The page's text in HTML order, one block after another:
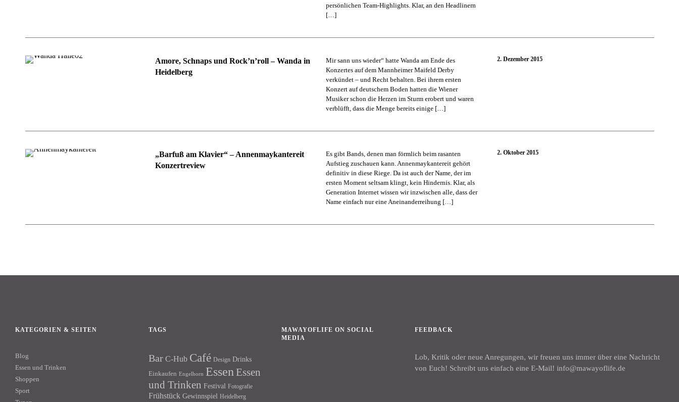
persönlichen Team-Highlights. Klar, an den Headlinern
[…]
Amore, Schnaps und Rock’n’roll – Wanda in
Heidelberg
Mir sann uns wieder“ hatte Wanda am Ende des
Konzertes auf dem Mannheimer Maifeld Derby
verkündet – und Recht behalten. Bei ihrem ersten
Konzert auf deutschem Boden hatten die Wiener
Musiker schon die Herzen im Sturm erobert und waren
verblüfft, dass die Menge bereits einige […]
2. Dezember 2015
„Barfuß am Klavier“ – Annenmaykantereit
Konzertreview
Es gibt Bands, denen man förmlich beim rasanten
Aufstieg zuschauen kann. Annenmaykantereit gehört
definitiv in diese Riege. Da ist auch der Name, der im
ersten Moment seltsam klingt, kein Hindernis. Klar, als
Generation Internet wissen wir inzwischen alle, dass der
Name einfach nur eine Aneinanderreihung […]
2. Oktober 2015
KATEGORIEN & SEITEN
Blog
Essen und Trinken
Shoppen
Sport
TAGS
Bar C-Hub Café Design Drinks
Einkaufen Engelhorn Essen Essen
und Trinken Festival Fotografie
Frühstück Gewinnspiel Heidelberg
MAWAYOFLIFE ON SOCIAL
MEDIA
FEEDBACK
Lob, Kritik oder neue Anregungen, wir freuen uns immer über eine Nachricht
von Euch! Schreibt uns einfach eine E-Mail! info@mawayoflife.de